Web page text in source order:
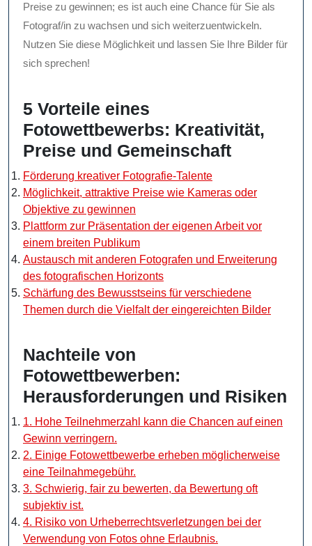
Preise zu gewinnen; es ist auch eine Chance für Sie als
Fotograf/in zu wachsen und sich weiterzuentwickeln.
Nutzen Sie diese Möglichkeit und lassen Sie Ihre Bilder für
sich sprechen!
5 Vorteile eines
Fotowettbewerbs: Kreativität,
Preise und Gemeinschaft
Förderung kreativer Fotografie-Talente
Möglichkeit, attraktive Preise wie Kameras oder
Objektive zu gewinnen
Plattform zur Präsentation der eigenen Arbeit vor
einem breiten Publikum
Austausch mit anderen Fotografen und Erweiterung
des fotografischen Horizonts
Schärfung des Bewusstseins für verschiedene
Themen durch die Vielfalt der eingereichten Bilder
Nachteile von
Fotowettbewerben:
Herausforderungen und Risiken
1. Hohe Teilnehmerzahl kann die Chancen auf einen
Gewinn verringern.
2. Einige Fotowettbewerbe erheben möglicherweise
eine Teilnahmegebühr.
3. Schwierig, fair zu bewerten, da Bewertung oft
subjektiv ist.
4. Risiko von Urheberrechtsverletzungen bei der
Verwendung von Fotos ohne Erlaubnis.